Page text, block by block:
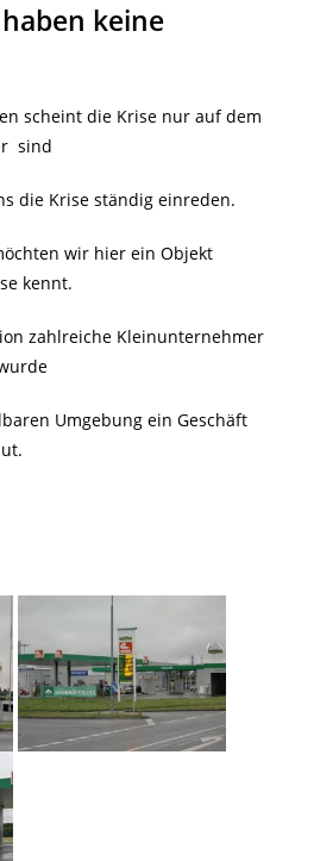
keine
scheint die Krise nur auf dem
sind
die Krise ständig einreden.
wir hier ein Objekt
kennt.
zahlreiche Kleinunternehmer
Umgebung ein Geschäft